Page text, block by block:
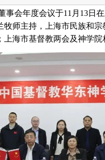
事会年度会议于11月13日
师主持，上海市民族和
上海市基督教两会及神学